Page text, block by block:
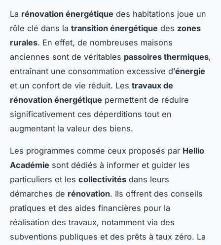
La rénovation énergétique des habitations joue un
rôle clé dans la transition énergétique des zones
rurales. En effet, de nombreuses maisons
anciennes sont de véritables passoires thermiques,
entraînant une consommation excessive d’énergie
et un confort de vie réduit. Les travaux de
rénovation énergétique permettent de réduire
significativement ces déperditions tout en
augmentant la valeur des biens.
Les programmes comme ceux proposés par Hellio
Académie sont dédiés à informer et guider les
particuliers et les collectivités dans leurs
démarches de rénovation. Ils offrent des conseils
pratiques et des aides financières pour la
réalisation des travaux, notamment via des
subventions publiques et des prêts à taux zéro. La